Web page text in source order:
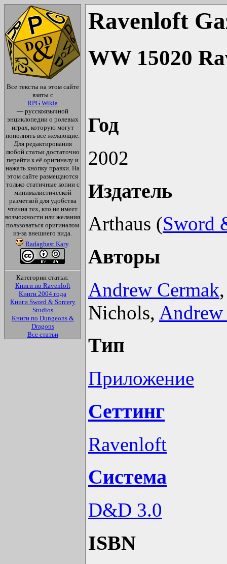
Все тексты на этом сайте
взяты с
RPG Wikia
— русскоязычной
энциклопедии о ролевых
играх, которую могут
пополнять все желающие.
Для редактирования
любой статьи достаточно
перейти к её оригиналу и
нажать кнопку правки. На
этом сайте размещаются
только статичные копии с
минималистической
разметкой для удобства
чтения тех, кто не имеет
возможности или желания
пользоваться оригиналом
из-за внешнего вида.
Radaghast Kary.
Категории статьи:
Книги по Ravenloft
Книги 2004 года
Книги Sword & Sorcery
Studios
Книги по Dungeons &
Dragons
Все статьи
Ravenloft
WW 15020
Год
2002
Издатель
Arthaus (Sword
Авторы
Andrew Cermak
Nichols,
Тип
Приложение
Сеттинг
Ravenloft
Система
D&D 3.0
ISBN